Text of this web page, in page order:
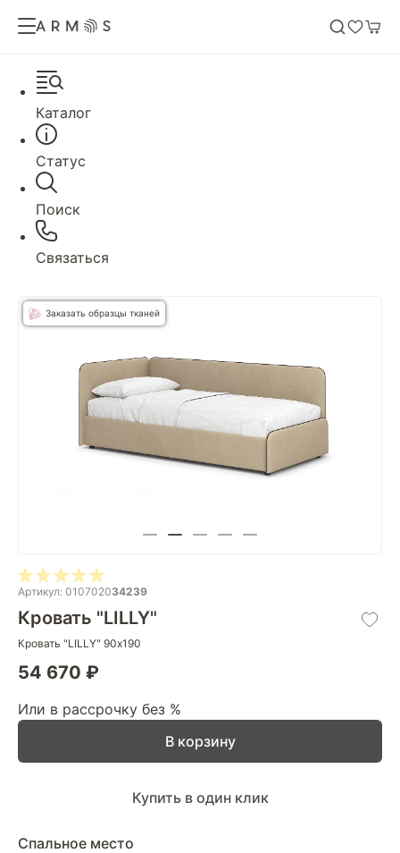
Каталог
Статус
Поиск
Связаться
Заказать образцы тканей
Артикул: 010702034239
Кровать "LILLY"
Кровать "LILLY" 90х190
54 670 ₽
Или в рассрочку без %
Спальное место
В корзину
Купить в один клик